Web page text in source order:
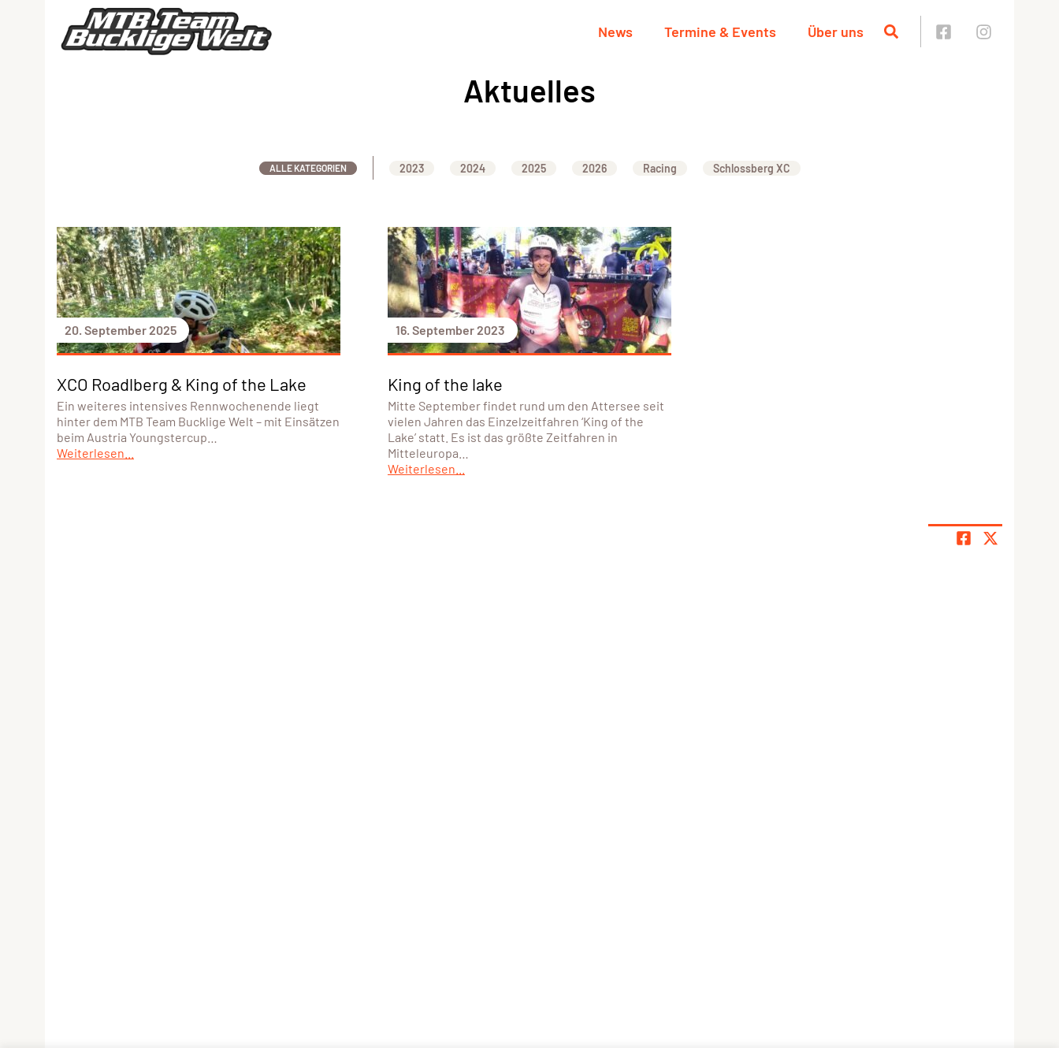
News Termine & Events Über uns
Aktuelles
ALLE KATEGORIEN 2023 2024 2025 2026 Racing Schlossberg XC
20. September 2025
XCO Roadlberg & King of the Lake
Ein weiteres intensives Rennwochenende liegt
hinter dem MTB Team Bucklige Welt – mit Einsätzen
beim Austria Youngstercup…
Weiterlesen...
16. September 2023
King of the lake
Mitte September findet rund um den Attersee seit
vielen Jahren das Einzelzeitfahren ‘King of the
Lake’ statt. Es ist das größte Zeitfahren in
Mitteleuropa…
Weiterlesen...